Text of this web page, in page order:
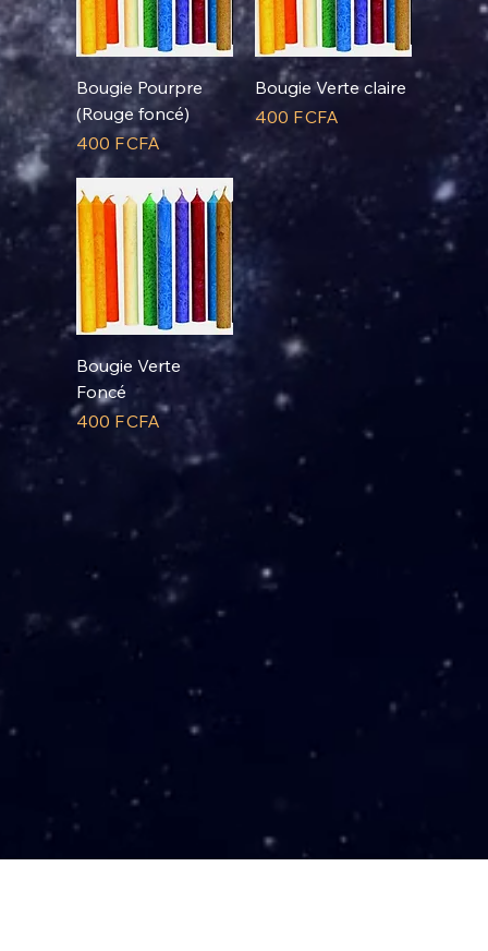
Bougie Pourpre
(Rouge foncé)
Prix
400 F CFA
Bougie Verte claire
Prix
400 F CFA
Bougie Verte
Foncé
Prix
400 F CFA